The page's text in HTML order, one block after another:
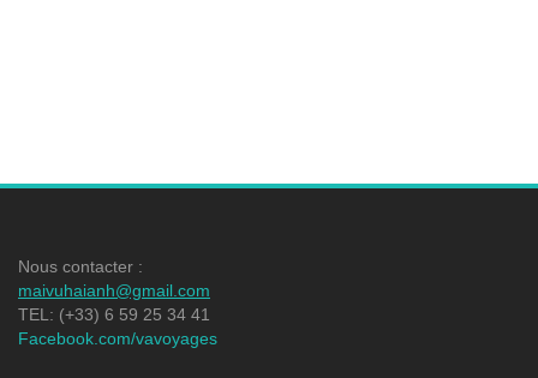
Nous contacter :
maivuhaianh@gmail.com
TEL: (+33) 6 59 25 34 41
Facebook.com/vavoyages